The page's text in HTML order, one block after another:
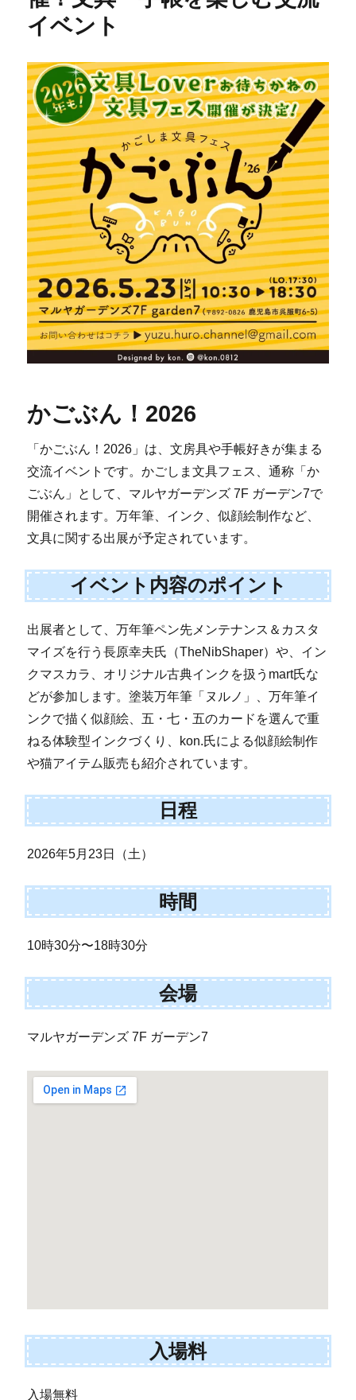
イベント
かごぶん！2026
「かごぶん！2026」は、文房具や手帳好きが集まる
交流イベントです。かごしま文具フェス、通称「か
ごぶん」として、マルヤガーデンズ 7F ガーデン7で
開催されます。万年筆、インク、似顔絵制作など、
文具に関する出展が予定されています。
イベント内容のポイント
出展者として、万年筆ペン先メンテナンス＆カスタ
マイズを行う長原幸夫氏（TheNibShaper）や、イン
クマスカラ、オリジナル古典インクを扱うmart氏な
どが参加します。塗装万年筆「ヌルノ」、万年筆イ
ンクで描く似顔絵、五・七・五のカードを選んで重
ねる体験型インクづくり、kon.氏による似顔絵制作
や猫アイテム販売も紹介されています。
日程
2026年5月23日（土）
時間
10時30分〜18時30分
会場
マルヤガーデンズ 7F ガーデン7
入場料
入場無料